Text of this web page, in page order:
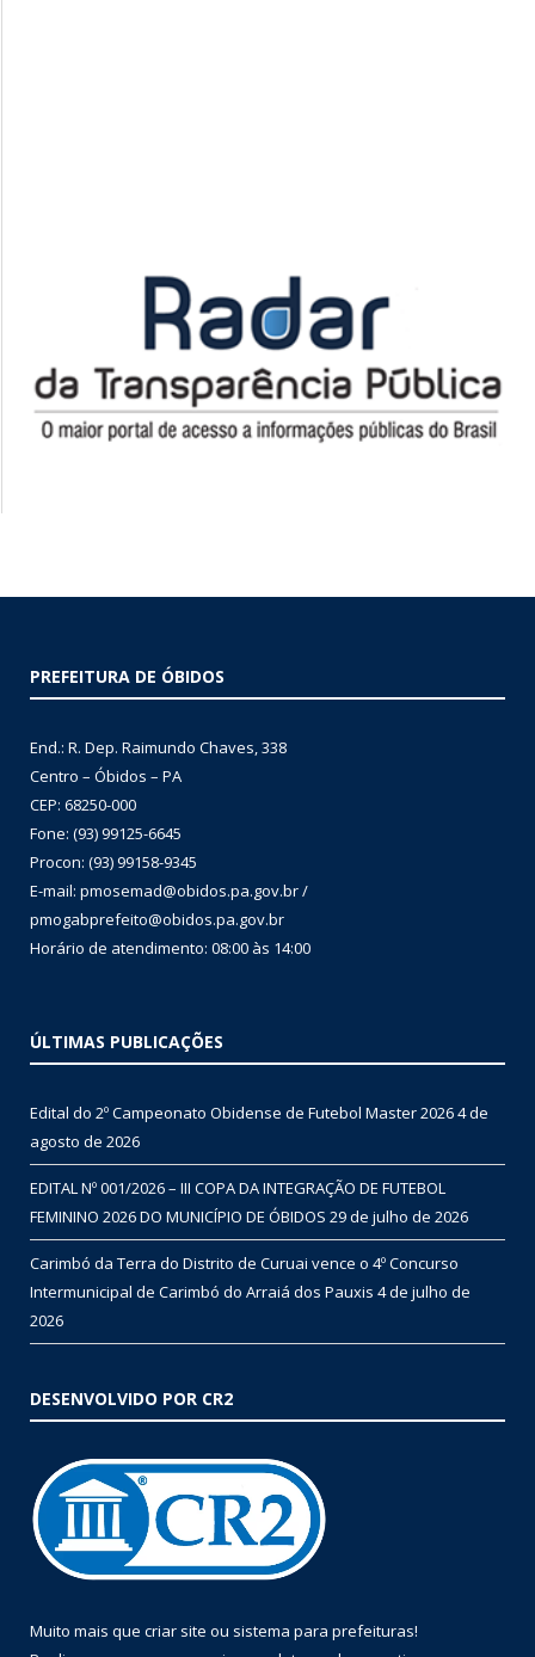
PREFEITURA DE ÓBIDOS
End.: R. Dep. Raimundo Chaves, 338
Centro – Óbidos – PA
CEP: 68250-000
Fone: (93) 99125-6645
Procon: (93) 99158-9345
E-mail: pmosemad@obidos.pa.gov.br /
pmogabprefeito@obidos.pa.gov.br
Horário de atendimento: 08:00 às 14:00
ÚLTIMAS PUBLICAÇÕES
Edital do 2º Campeonato Obidense de Futebol Master 20264 de
agosto de 2026
EDITAL Nº 001/2026 – III COPA DA INTEGRAÇÃO DE FUTEBOL
FEMININO 2026 DO MUNICÍPIO DE ÓBIDOS 29 de julho de 2026
Carimbó da Terra do Distrito de Curuai vence o 4º Concurso
Intermunicipal de Carimbó do Arraiá dos Pauxis 4 de julho de
2026
DESENVOLVIDO POR CR2
Muito mais que criar site ou sistema para prefeituras!